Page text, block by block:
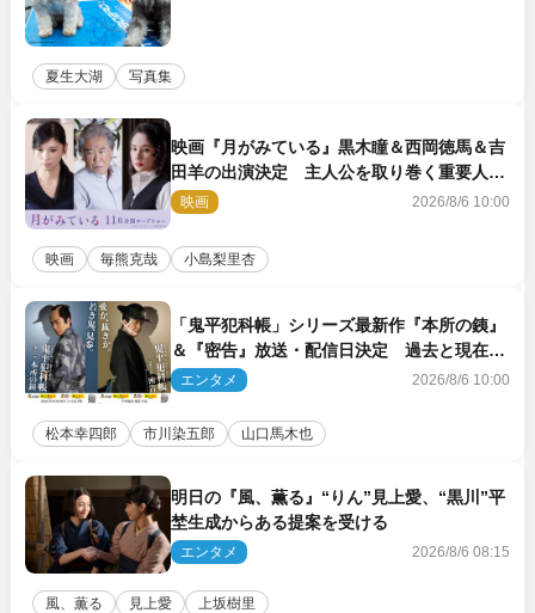
夏生大湖 写真集
映画『月がみている』黒木瞳＆西岡徳馬＆吉
田羊の出演決定 主人公を取り巻く重要人物
を演じる
映画 2026/8/6 10:00
映画 毎熊克哉 小島梨里杏
「鬼平犯科帳」シリーズ最新作『本所の銕』
＆『密告』放送・配信日決定 過去と現在が
繋がるビジュアルも解禁
エンタメ 2026/8/6 10:00
松本幸四郎 市川染五郎 山口馬木也
明日の『風、薫る』“りん”見上愛、“黒川”平
埜生成からある提案を受ける
エンタメ 2026/8/6 08:15
風、薫る 見上愛 上坂樹里